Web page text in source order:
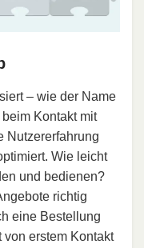
– wie der Name
Kontakt mit
Nutzererfahrung
Wie leicht
und bedienen?
richtig
eine Bestellung
erstem Kontakt